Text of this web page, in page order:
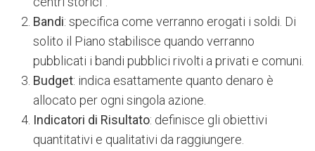
Bandi: specifica come verranno erogati i soldi. Di
solito il Piano stabilisce quando verranno
pubblicati i bandi pubblici rivolti a privati e comuni.
Budget: indica esattamente quanto denaro è
allocato per ogni singola azione.
Indicatori di Risultato: definisce gli obiettivi
quantitativi e qualitativi da raggiungere.